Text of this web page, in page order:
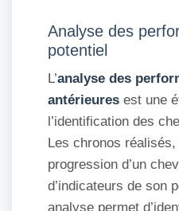
Analyse des
potentiel
L’analyse des
antérieures est une
l’identification des
Les chronos
progression d’un
d’indicateurs de son
analyse permet